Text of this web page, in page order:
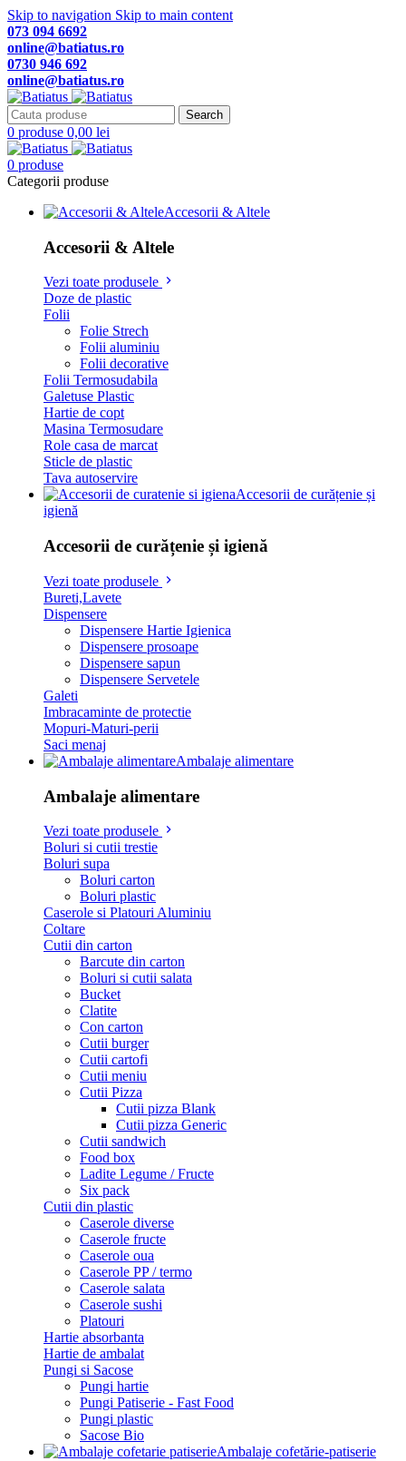
Skip to navigation Skip to main content
073 094 6692
online@batiatus.ro
0730 946 692
online@batiatus.ro
Search
0 produse 0,00 lei
0 produse
Categorii produse
Accesorii & Altele
Accesorii & Altele
Vezi toate produsele
Doze de plastic
Folii
Folie Strech
Folii aluminiu
Folii decorative
Folii Termosudabila
Galetuse Plastic
Hartie de copt
Masina Termosudare
Role casa de marcat
Sticle de plastic
Tava autoservire
Accesorii de curățenie și
igienă
Accesorii de curățenie și igienă
Vezi toate produsele
Bureti,Lavete
Dispensere
Dispensere Hartie Igienica
Dispensere prosoape
Dispensere sapun
Dispensere Servetele
Galeti
Imbracaminte de protectie
Mopuri-Maturi-perii
Saci menaj
Ambalaje alimentare
Ambalaje alimentare
Vezi toate produsele
Boluri si cutii trestie
Boluri supa
Boluri carton
Boluri plastic
Caserole si Platouri Aluminiu
Coltare
Cutii din carton
Barcute din carton
Boluri si cutii salata
Bucket
Clatite
Con carton
Cutii burger
Cutii cartofi
Cutii meniu
Cutii Pizza
Cutii pizza Blank
Cutii pizza Generic
Cutii sandwich
Food box
Ladite Legume / Fructe
Six pack
Cutii din plastic
Caserole diverse
Caserole fructe
Caserole oua
Caserole PP / termo
Caserole salata
Caserole sushi
Platouri
Hartie absorbanta
Hartie de ambalat
Pungi si Sacose
Pungi hartie
Pungi Patiserie - Fast Food
Pungi plastic
Sacose Bio
Ambalaje cofetărie-patiserie